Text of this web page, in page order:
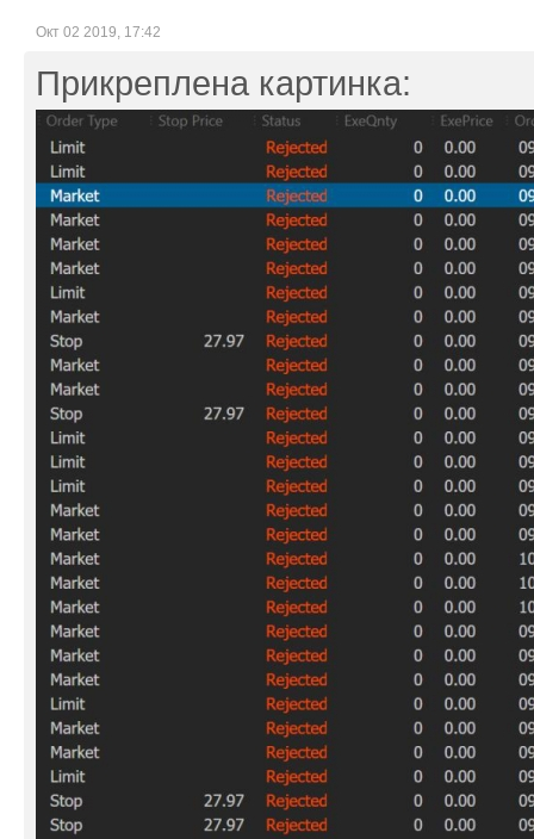
Окт 02 2019, 17:42
Прикреплена картинка: